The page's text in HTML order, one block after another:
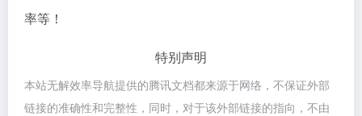
率等！
特别声明
本站无解效率导航提供的腾讯文档都来源于网络，不保证外部
链接的准确性和完整性，同时，对于该外部链接的指向，不由